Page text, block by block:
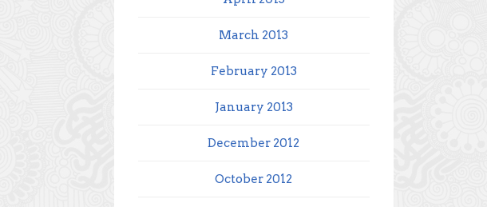
March 2013
February 2013
January 2013
December 2012
October 2012